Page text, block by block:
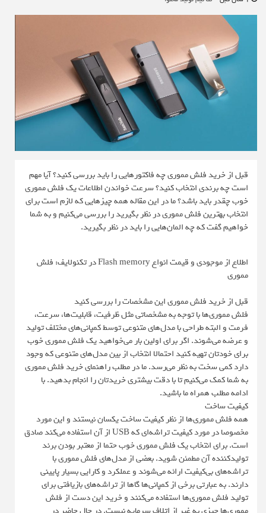
قبل از خرید فلش مموری چه فاکتورهایی را باید بررسی کنید؟ آیا مهم
است چه برندی انتخاب کنید؟ سرعت خواندن اطلاعات یک فلش مموری
خوب چقدر باید باشد؟ ما در این مقاله همه چیزهایی که لازم است برای
انتخاب بهترین فلش مموری در نظر بگیرید را بررسی می‌کنیم و به شما
خواهیم گفت که چه المان‌هایی را باید در نظر بگیرید.
اطلاع از موجودی و قیمت انواع Flash memory در تکنولایف: فلش
مموری
قبل از خرید فلش مموری این مشخصات را بررسی کنید
فلش مموری‌ها با توجه به مشخصاتی مثل ظرفیت، قابلیت‌ها، سرعت،
فرمت و البته طراحی با مدل‌های متنوعی توسط کمپانی‌های مختلف تولید
و عرضه می‌شوند. اگر برای اولین بار می‌خواهید یک فلش مموری خوب
برای خودتان تهیه کنید احتمالا انتخاب از بین مدل‌های متنوعی که وجود
دارد کمی سخت به نظر می‌رسد. ما در مطلب راهنمای خرید فلش مموری
به شما کمک می‌کنیم تا با دقت بیشتری خریدتان را انجام بدهید. با
ادامه مطلب همراه ما باشید.
کیفیت ساخت
همه فلش مموری‌ها از نظر کیفیت ساخت یکسان نیستند و این مورد
مخصوصا در مورد کیفیت تراشه‌ای که USB از آن استفاده می‌کند صادق
است. برای انتخاب یک فلش مموری خوب حتما از معتبر بودن برند
تولیدکننده آن مطمئن شوید. بعضی از مدل‌های فلش مموری با
تراشه‌های بی‌کیفیت ارائه می‌شوند و عملکرد و کارایی بسیار پایینی
دارند. به عبارتی برخی از کمپانی‌ها گاها از تراشه‌های بازیافتی برای
تولید فلش مموری‌ها استفاده می‌کنند و خرید این دست از فلش‌